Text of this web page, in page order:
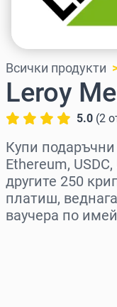
Всички продукти
Leroy
5.0 (2
Купи
Ethereum,
другите 250
платиш,
ваучера по